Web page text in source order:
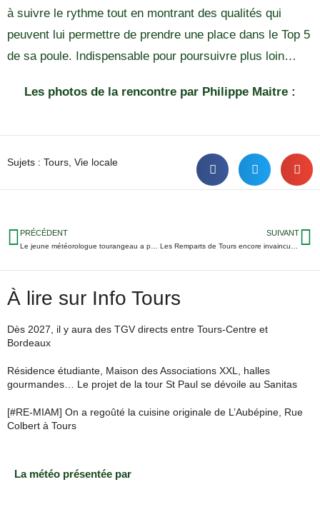
à suivre le rythme tout en montrant des qualités qui
peuvent lui permettre de prendre une place dans le Top 5
de sa poule. Indispensable pour poursuivre plus loin…
Les photos de la rencontre par Philippe Maitre :
Sujets : Tours Vie locale
PRÉCÉDENT SUIVANT
À lire sur Info Tours
Dès 2027, il y aura des TGV directs entre Tours-Centre et
Bordeaux
Résidence étudiante, Maison des Associations XXL, halles
gourmandes… Le projet de la tour St Paul se dévoile au Sanitas
[#RE-MIAM] On a regoûté la cuisine originale de L’Aubépine, Rue
Colbert à Tours
La météo présentée par